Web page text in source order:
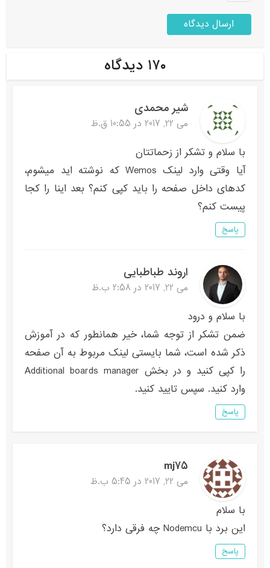
۱۷۰ دیدگاه
شیر محمدی
می 22, 2017 در 10:55 ق.ظ
با سلام و تشکر از زحماتتان
آیا وقتی وارد لینک Wemos که نوشته اید میشوم،
کدهای داخل صفحه را باید کپی کنم؟ بعد اینا را کجا
پیست کنم؟
پاسخ
اروند طباطبایی
می 22, 2017 در 2:58 ب.ظ
با سلام و درود
ضمن تشکر از توجه شما، خیر همانطور که در آموزش
ذکر شده است، شما بایستی لینک مربوط به آن صفحه
را کپی کنید و در بخش Additional boards manager
وارد کنید. سپس تایید کنید.
پاسخ
mj75
می 22, 2017 در 5:45 ب.ظ
با سلام
این برد با Nodemcu چه فرقی دارد؟
پاسخ